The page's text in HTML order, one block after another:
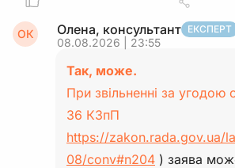
ОК Олена, консультант ЕКСПЕРТ
08.08.2026 | 23:55
Так, може.
При звільненні за угодою
36 КЗпП
https://zakon.rada.gov.ua/
08/conv#n204 ) заява